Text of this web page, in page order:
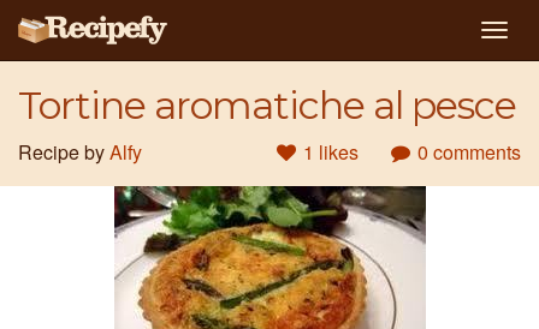
Tortine aromatiche al pesce
1 likes 0 comments
Recipe byAlfy